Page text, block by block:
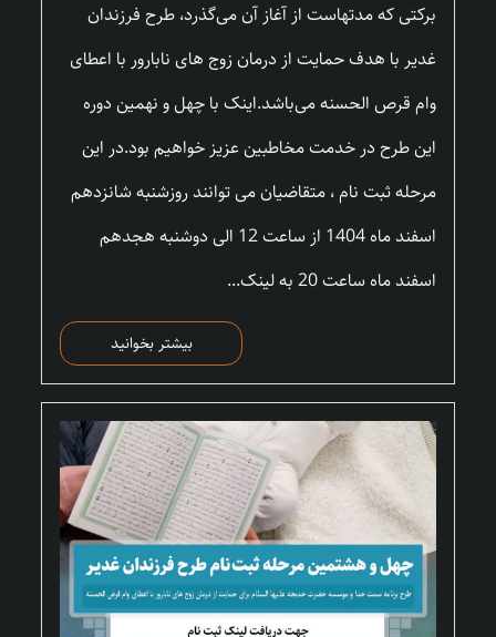
برکتی که مدتهاست از آغاز آن می‌گذرد، طرح فرزندان
غدیر با هدف حمایت از درمان زوج های نابارور با اعطای
وام قرص الحسنه می‌باشد.اینک با چهل و نهمین دوره
این طرح در خدمت مخاطبین عزیز خواهیم بود.در این
مرحله ثبت نام ، متقاضیان می توانند روزشنبه شانزدهم
اسفند ماه 1404 از ساعت 12 الی دوشنبه هجدهم
اسفند ماه ساعت 20 به لینک...
بیشتر بخوانید